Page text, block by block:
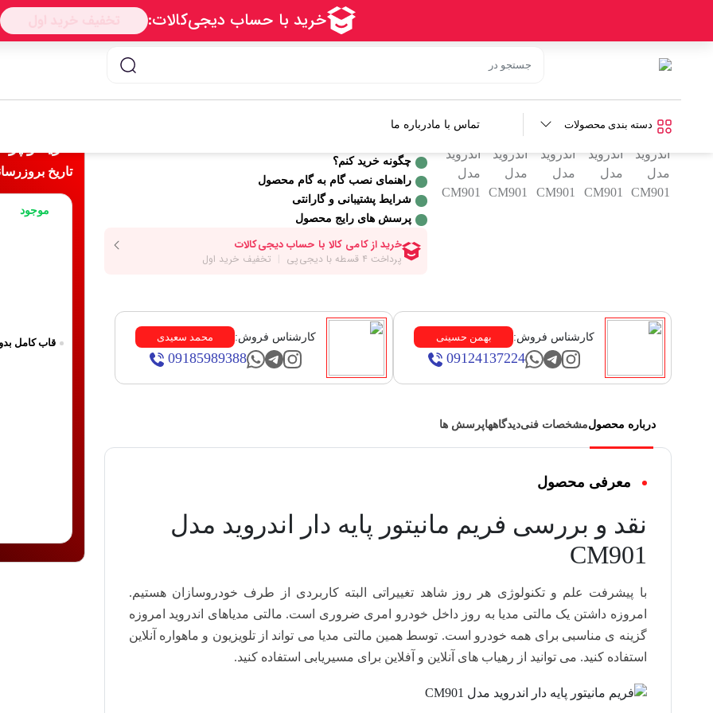
دسته بندی محصولات تماس با مادرباره ما
چگونه خرید کنم؟
راهنمای نصب گام به گام محصول
شرایط پشتیبانی و گارانتی
پرسش های رایج محصول
کارشناس فروش: بهمن حسینی
09124137224
کارشناس فروش: محمد سعیدی
09185989388
درباره محصولمشخصات فنیدیدگاههاپرسش ها
معرفی محصول
نقد و بررسی فریم مانیتور پایه دار اندروید مدل
CM901
با پیشرفت علم و تکنولوژی هر روز شاهد تغییراتی البته کاربردی از طرف خودروسازان هستیم.
امروزه داشتن یک مالتی مدیا به روز داخل خودرو امری ضروری است. مالتی مدیاهای اندروید امروزه
گزینه ی مناسبی برای همه خودرو است. توسط همین مالتی مدیا می تواند از تلویزیون و ماهواره آنلاین
استفاده کنید. می توانید از رهیاب های آنلاین و آفلاین برای مسیریابی استفاده کنید.
تاریخ بروزرسانی
موجود
قاب کامل